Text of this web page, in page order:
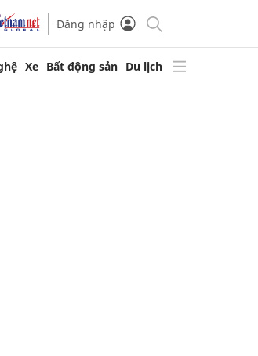
Đăng nhập
Xe Bất động sản Du lịch